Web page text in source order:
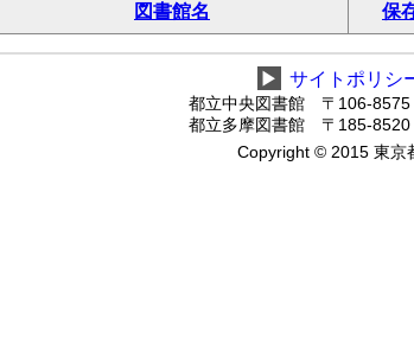
図書館名 保
▶ サイトポリシ
都立中央図書館 〒106-
都立多摩図書館 〒185-
Copyright © 2015 東京